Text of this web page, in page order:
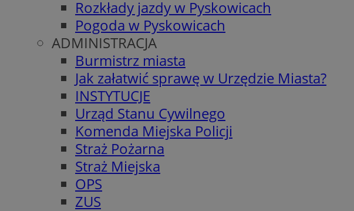
Rozkłady jazdy w Pyskowicach
Pogoda w Pyskowicach
ADMINISTRACJA
Burmistrz miasta
Jak załatwić sprawę w Urzędzie Miasta?
INSTYTUCJE
Urząd Stanu Cywilnego
Komenda Miejska Policji
Straż Pożarna
Straż Miejska
OPS
ZUS